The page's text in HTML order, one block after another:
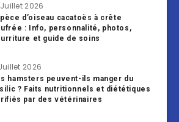
Juillet 2026
d’oiseau cacatoès à crête
: Info, personnalité, photos,
et guide de soins
2026
hamsters peuvent-ils manger du
? Faits nutritionnels et diététiques
par des vétérinaires